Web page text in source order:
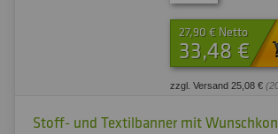
27,90 € Netto
33,48 €
zzgl. Versand 25,08 €
Stoff- und Textilbanner mit